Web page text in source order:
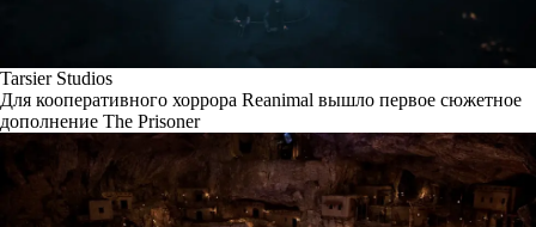
Tarsier Studios
Для кооперативного хоррора Reanimal вышло первое сюжетное
дополнение The Prisoner